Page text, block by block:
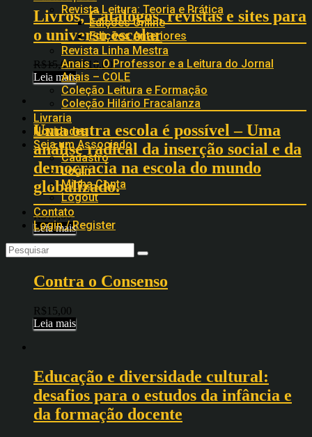
Revista Leitura: Teoria e Prática
Edições Online
Edições Anteriores
Revista Linha Mestra
Anais – O Professor e a Leitura do Jornal
Anais – COLE
Coleção Leitura e Formação
Coleção Hilário Fracalanza
Livraria
Novidades
Seja um Associado
Cadastro
Login
Minha Conta
Logout
Contato
Login / Register
Livros, Catálogos, revistas e sites para
o universo escolar
R$15,00 R$10,00
Leia mais
Uma outra escola é possível – Uma
análise radical da inserção social e da
democracia na escola do mundo
globalizado.
R$15,00
Leia mais
Contra o Consenso
R$ 15,00
Leia mais
Educação e diversidade cultural:
desafios para o estudos da infância e
da formação docente